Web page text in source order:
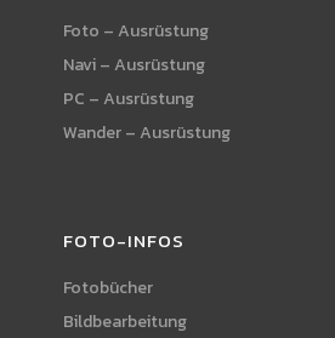
Foto – Ausrüstung
Navi – Ausrüstung
PC – Ausrüstung
Wander – Ausrüstung
FOTO-INFOS
Fotobücher
Bildbearbeitung